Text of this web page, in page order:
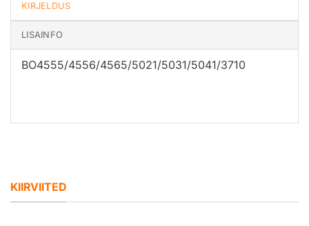
KIRJELDUS
LISAINFO
BO4555/4556/4565/5021/5031/5041/3710
KIIRVIITED